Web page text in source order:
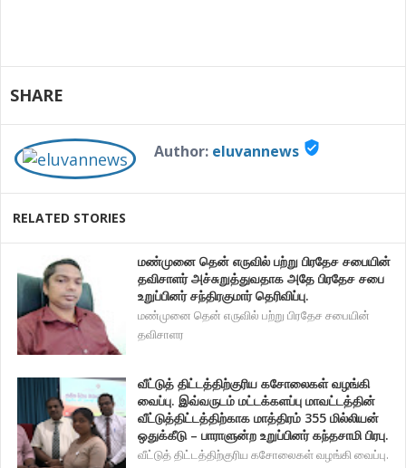
SHARE
Author: eluvannews verified_user
RELATED STORIES
மண்முனை தென் எருவில் பற்று பிரதேச சபையின்
தவிசாளர் அச்சுறுத்துவதாக அதே பிரதேச சபை
உறுப்பினர் சந்திரகுமார் தெரிவிப்பு.
மண்முனை தென் எருவில் பற்று பிரதேச சபையின்
தவிசாளர
வீட்டுத் திட்டத்திற்குரிய கசோலைகள் வழங்கி
வைப்பு. இவ்வருடம் மட்டக்களப்பு மாவட்டத்தின்
வீட்டுத்திட்டத்திற்காக மாத்திரம் 355 மில்லியன்
ஒதுக்கீடு – பாராளுன்ற உறுப்பினர் கந்தசாமி பிரபு.
வீட்டுத் திட்டத்திற்குரிய கசோலைகள் வழங்கி வைப்பு.